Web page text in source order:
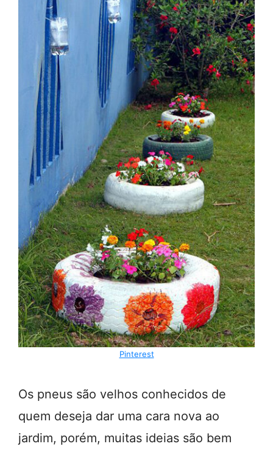
Pinterest
Os pneus são velhos conhecidos de
quem deseja dar uma cara nova ao
jardim, porém, muitas ideias são bem